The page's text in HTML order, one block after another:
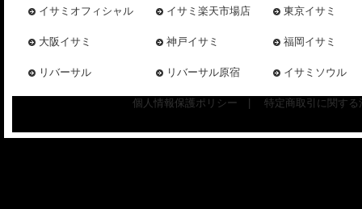
イサミオフィシャル
イサミ楽天市場店 東京イサミ
大阪イサミ 神戸イサミ 福岡イサミ
リバーサル リバーサル原宿 イサミソウル
個人情報保護ポリシー 特定商取引に関す